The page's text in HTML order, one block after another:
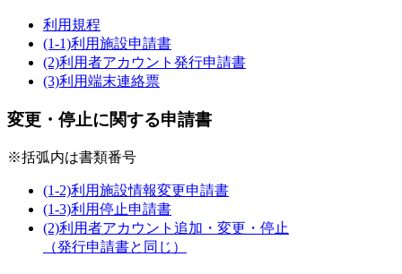
利用規程
(1-1)利用施設申請書
(2)利用者アカウント発行申請書
(3)利用端末連絡票
変更・停止に関する申請書
※括弧内は書類番号
(1-2)利用施設情報変更申請書
(1-3)利用停止申請書
(2)利用者アカウント追加・変更・停止
（発行申請書と同じ）